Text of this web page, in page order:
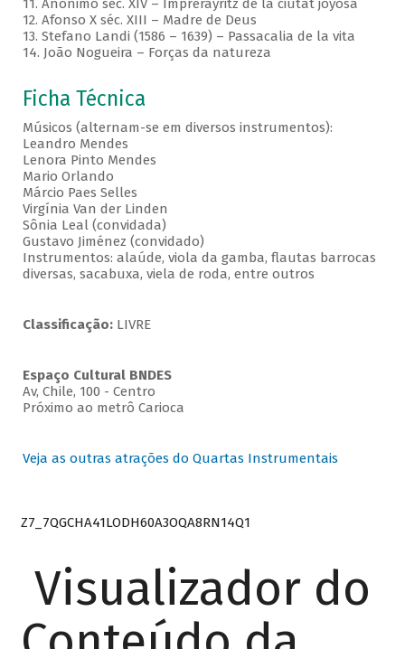
11. Anônimo séc. XIV – Imprerayritz de la ciutat joyosa
12. Afonso X séc. XIII – Madre de Deus
13. Stefano Landi (1586 – 1639) – Passacalia de la vita
14. João Nogueira – Forças da natureza
Ficha Técnica
Músicos (alternam-se em diversos instrumentos):
Leandro Mendes
Lenora Pinto Mendes
Mario Orlando
Márcio Paes Selles
Virgínia Van der Linden
Sônia Leal (convidada)
Gustavo Jiménez (convidado)
Instrumentos: alaúde, viola da gamba, flautas barrocas
diversas, sacabuxa, viela de roda, entre outros
Classificação: LIVRE
Espaço Cultural BNDES
Av, Chile, 100 - Centro
Próximo ao metrô Carioca
Veja as outras atrações do Quartas Instrumentais
Z7_7QGCHA41LODH60A3OQA8RN14Q1
Visualizador do